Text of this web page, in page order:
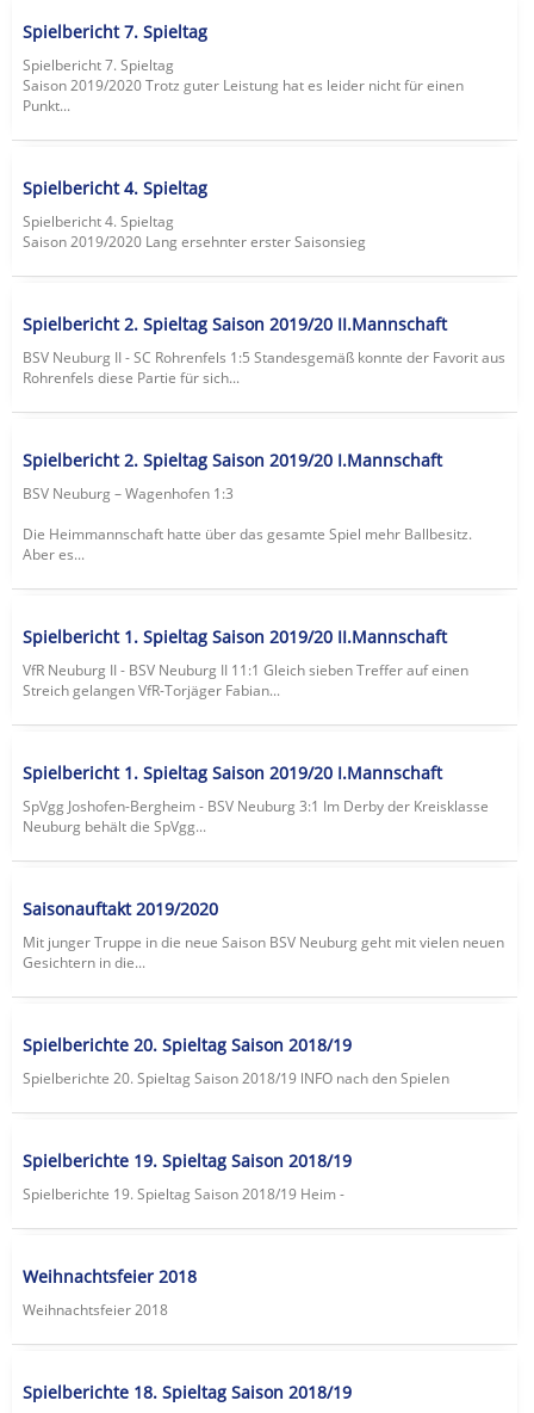
Spielbericht 7. Spieltag
Spielbericht 7. Spieltag
Saison 2019/2020 Trotz guter Leistung hat es leider nicht für einen
Punkt...
Spielbericht 4. Spieltag
Spielbericht 4. Spieltag
Saison 2019/2020 Lang ersehnter erster Saisonsieg
Spielbericht 2. Spieltag Saison 2019/20 II.Mannschaft
BSV Neuburg II - SC Rohrenfels 1:5 Standesgemäß konnte der Favorit aus
Rohrenfels diese Partie für sich...
Spielbericht 2. Spieltag Saison 2019/20 I.Mannschaft
BSV Neuburg – Wagenhofen 1:3
Die Heimmannschaft hatte über das gesamte Spiel mehr Ballbesitz.
Aber es...
Spielbericht 1. Spieltag Saison 2019/20 II.Mannschaft
VfR Neuburg II - BSV Neuburg II 11:1 Gleich sieben Treffer auf einen
Streich gelangen VfR-Torjäger Fabian...
Spielbericht 1. Spieltag Saison 2019/20 I.Mannschaft
SpVgg Joshofen-Bergheim - BSV Neuburg 3:1 Im Derby der Kreisklasse
Neuburg behält die SpVgg...
Saisonauftakt 2019/2020
Mit junger Truppe in die neue Saison BSV Neuburg geht mit vielen neuen
Gesichtern in die...
Spielberichte 20. Spieltag Saison 2018/19
Spielberichte 20. Spieltag Saison 2018/19 lNFO nach den Spielen
Spielberichte 19. Spieltag Saison 2018/19
Spielberichte 19. Spieltag Saison 2018/19 Heim -
Weihnachtsfeier 2018
Weihnachtsfeier 2018
Spielberichte 18. Spieltag Saison 2018/19